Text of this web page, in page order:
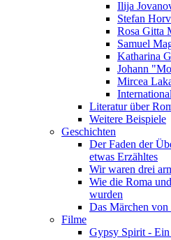
Ilija
Stefan
Rosa Gitta
Samuel
Katharina
Johann
Mircea
International
Literatur über
Weitere Beispiele
Geschichten
Der Faden der
etwas Erzähltes
Wir waren drei
Wie die Roma
wurden
Das Märchen von
Filme
Gypsy Spirit -